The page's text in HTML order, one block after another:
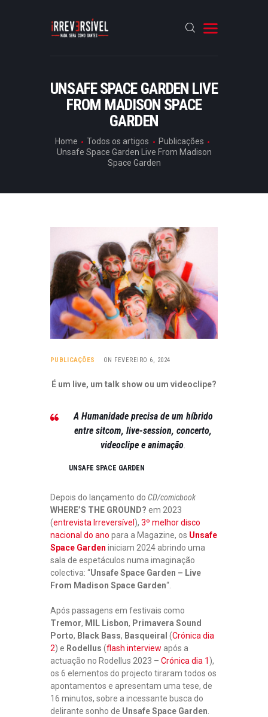
UNSAFE SPACE GARDEN LIVE
FROM MADISON SPACE
GARDEN
Home Todos os artigos
Publicações
Unsafe Space Garden Live From Madison
Space Garden
HOME
CRÓNICAS
ENTREVISTAS
RUBRICAS
PUBLICAÇÕES ON FEVEREIRO 6, 2024
É um live, um talk show ou um videoclipe?
A Humanidade precisa de um híbrido
entre sitcom, live-session, concerto,
videoclipe e animação.
UNSAFE SPACE GARDEN
Depois do lançamento do CD/comicbook
WHERE’S THE GROUND? em 2023
(entrevista Irreversível ), 3º melhor disco
nacional do ano para a Magazine, os Unsafe
Space Garden iniciam 2024 abrindo uma
sala de espetáculos numa imaginação
colectiva: “Unsafe Space Garden – Live
From Madison Space Garden“.
Após passagens em festivais como
Tremor, MIL Lisbon, Primavera Sound
Porto, Black Bass, Basqueiral (Crónica dia
2) e Rodellus (flash interview após a
actuação no Rodellus 2023 – Crónica dia 1 ),
os 6 elementos do projecto tiraram todos os
apontamentos e apresentam uma tese, de
16 minutos, sobre a incessante busca do
delirante sonho de Unsafe Space Garden